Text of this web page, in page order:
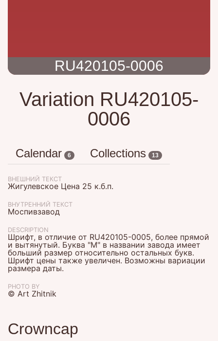
RU420105-0006
Variation RU420105-
0006
Calendar 6 Collections 13
ВНЕШНИЙ ТЕКСТ
Жигулевское Цена 25 к.б.п.
ВНУТРЕННИЙ ТЕКСТ
Моспивзавод
DESCRIPTION
Шрифт, в отличие от RU420105-0005, более прямой
и вытянутый. Буква "М" в названии завода имеет
больший размер относительно остальных букв.
Шрифт цены также увеличен. Возможны вариации
размера даты.
PHOTO BY
© Art Zhitnik
Crowncap